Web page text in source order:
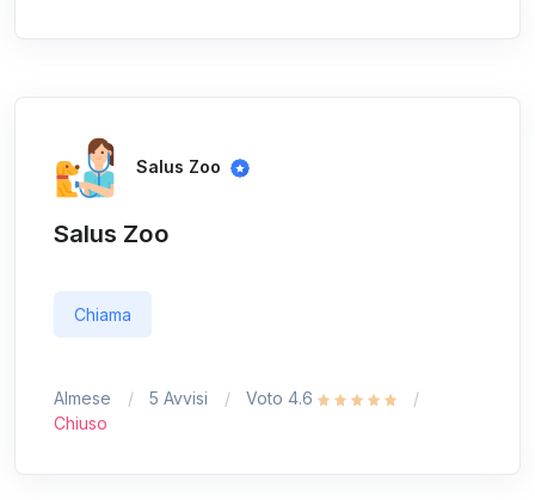
Salus Zoo
Salus Zoo
Chiama
Almese 5 Avvisi
Voto 4.6
Chiuso